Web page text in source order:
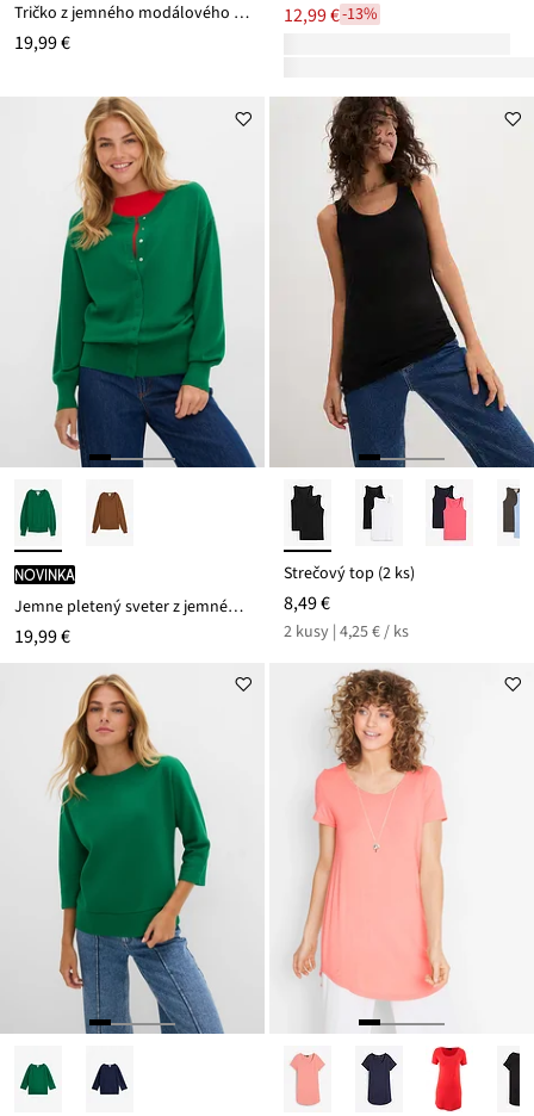
Tričko z jemného modálového mixu
19,99 €
12,99 €-13%
novinka
Jemne pletený sveter z jemného viskózového mixu
19,99 €
Strečový top (2 ks)
8,49 €
2 kusy | 4,25 € / ks